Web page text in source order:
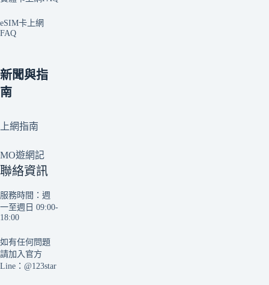
eSIM卡上網
FAQ
新聞與指
南
上網指南
MO遊網記
聯絡資訊
服務時間：週
一至週日 09:00-
18:00
如有任何問題
請加入官方
Line： @123star